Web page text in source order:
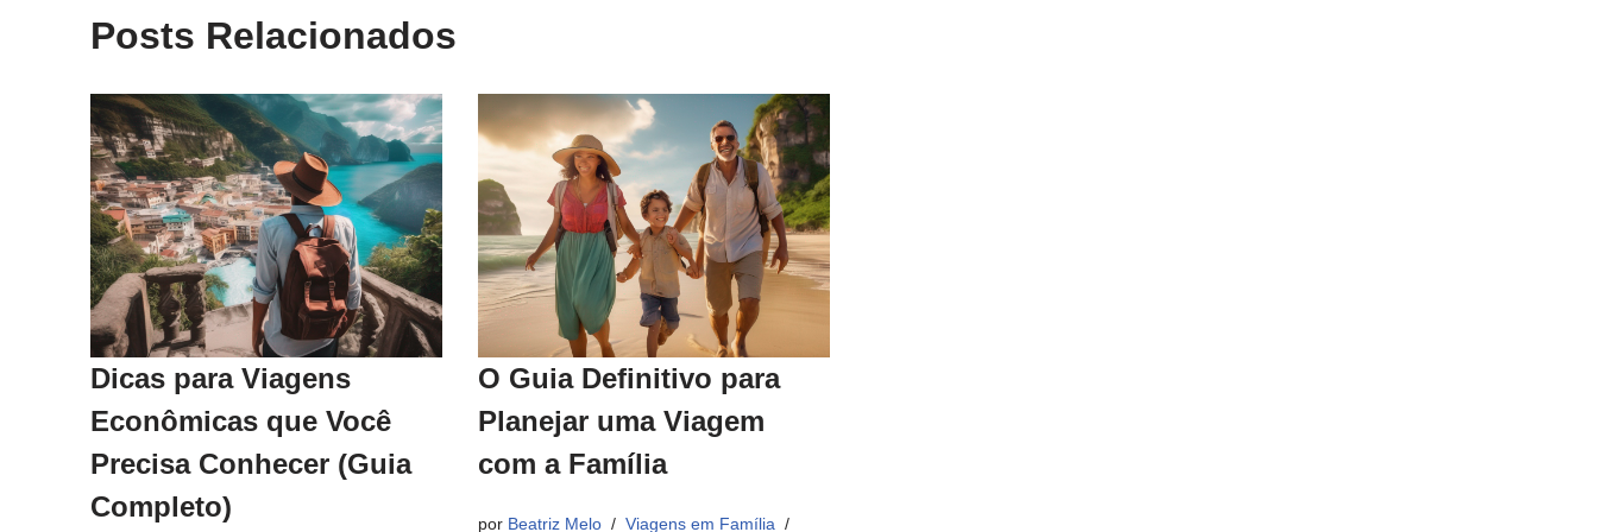
Posts Relacionados
Dicas para Viagens
Econômicas que Você
Precisa Conhecer (Guia
Completo)
O Guia Definitivo para
Planejar uma Viagem
com a Família
por Beatriz Melo Viagens em Família